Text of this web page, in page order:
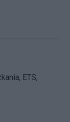
ETS,